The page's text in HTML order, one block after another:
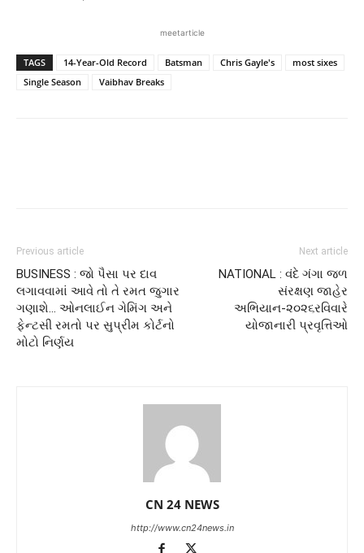
meetarticle
TAGS 14-Year-Old Record Batsman Chris Gayle's
most sixes
Single Season
Vaibhav Breaks
Previous article
BUSINESS : જો પૈસા પર દાવ
લગાવવામાં આવે તો તે રમત જુગાર
ગણાશે… ઓનલાઈન ગેમિંગ અને
ફેન્ટસી રમતો પર સુપ્રીમ કોર્ટનો
મોટો નિર્ણય
Next article
NATIONAL : વંદે ગંગા જળ
સંરક્ષણ જાહેર
અભિયાન-૨૦૨૬રવિવારે
યોજાનારી પ્રવૃત્તિઓ
CN 24 NEWS
http://www.cn24news.in